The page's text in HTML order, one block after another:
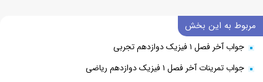
مربوط به این بخش
جواب آخر فصل ۱ فیزیک دوازدهم تجربی
جواب تمرینات آخر فصل ۱ فیزیک دوازدهم ریاضی